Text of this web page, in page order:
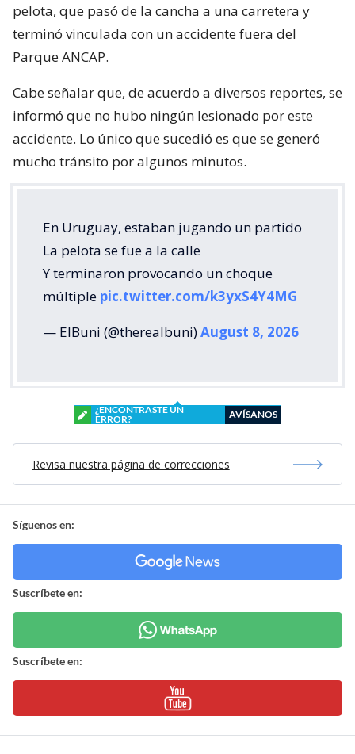
pelota, que pasó de la cancha a una carretera y
terminó vinculada con un accidente fuera del
Parque ANCAP.
Cabe señalar que, de acuerdo a diversos reportes, se
informó que no hubo ningún lesionado por este
accidente. Lo único que sucedió es que se generó
mucho tránsito por algunos minutos.
En Uruguay, estaban jugando un partido
La pelota se fue a la calle
Y terminaron provocando un choque
múltiple pic.twitter.com/k3yxS4Y4MG
— ElBuni (@therealbuni)August 8, 2026
¿ENCONTRASTE UN
ERROR?
AVÍSANOS
Revisa nuestra página de correcciones
Síguenos en:
Suscríbete en:
Suscríbete en: